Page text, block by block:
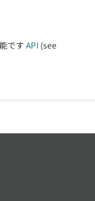
です API (see